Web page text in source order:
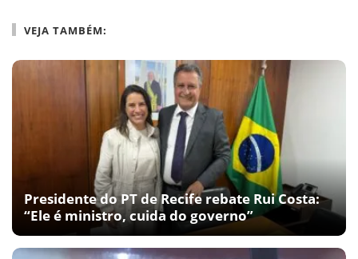
VEJA TAMBÉM:
Presidente do PT de Recife rebate Rui Costa:
“Ele é ministro, cuida do governo”